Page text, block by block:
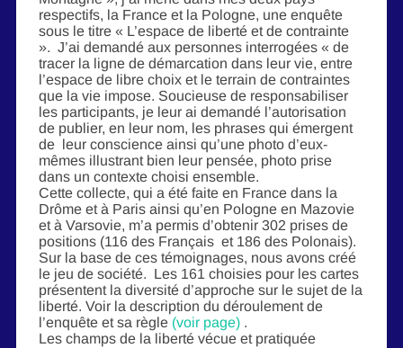
respectifs, la France et la Pologne, une enquête
sous le titre « L’espace de liberté et de contrainte
». J’ai demandé aux personnes interrogées « de
tracer la ligne de démarcation dans leur vie, entre
l’espace de libre choix et le terrain de contraintes
que la vie impose. Soucieuse de responsabiliser
les participants, je leur ai demandé l’autorisation
de publier, en leur nom, les phrases qui émergent
de leur conscience ainsi qu’une photo d’eux-
mêmes illustrant bien leur pensée, photo prise
dans un contexte choisi ensemble.
Cette collecte, qui a été faite en France dans la
Drôme et à Paris ainsi qu’en Pologne en Mazovie
et à Varsovie, m’a permis d’obtenir 302 prises de
positions (116 des Français et 186 des Polonais).
Sur la base de ces témoignages, nous avons créé
le jeu de société. Les 161 choisies pour les cartes
présentent la diversité d’approche sur le sujet de la
liberté. Voir la description du déroulement de
l’enquête et sa règle (voir page) .
Les champs de la liberté vécue et pratiquée